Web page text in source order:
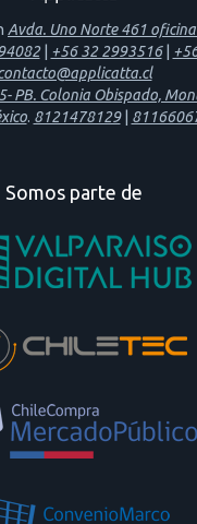
Avda. Uno Norte 461
| +56 32 2993516|
PB. Colonia Obispado,
. 8121478129|
Somos parte de